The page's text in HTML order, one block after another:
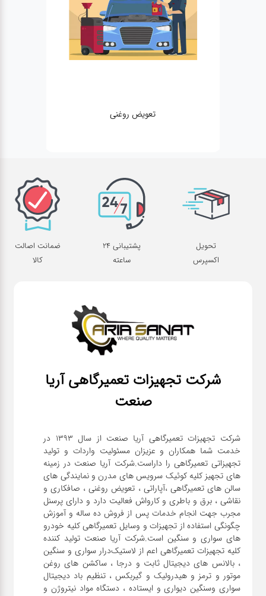
تعویض روغنی
تحویل
اکسپرس
پشتیبانی 24
ساعته
ضمانت اصالت
کالا
شرکت تجهیزات تعمیرگاهی آریا
صنعت
شرکت تجهیزات تعمیرگاهی آریا صنعت از سال ۱۳۹۳ در
خدمت شما همکاران و عزیزان مسئولیت واردات و تولید
تجهیزاتی تعمیرگاهی را داراست.شرکت آریا صنعت در زمینه
های تجهیز کلیه کوئیک سرویس های مدرن و نمایندگی های
سالن های تعمیرگاهی ،آپاراتی ، تعویض روغنی ، صافکاری و
نقاشی ، برق و باطری و کارواش فعالیت دارد و دارای پرسنل
مجرب جهت انجام خدمات پس از فروش ده ساله و آموزش
چگونگی استفاده از تجهیزات و وسایل تعمیرگاهی کلیه خودرو
های سواری و سنگین است.شرکت آریا صنعت تولید کننده
کلیه تجهیزات تعمیرگاهی اعم از لاستیک‌درار سواری و ‌سنگین
، بالانس های دیجیتال ثابت و درجا ، ساکشن های روغن
موتور و ترمز و هیدرولیک و گیربکس ، تنظیم باد دیجیتال
سواری و‌سنگین دیواری و ایستاده ، دستگاه مواد نیتروژن و